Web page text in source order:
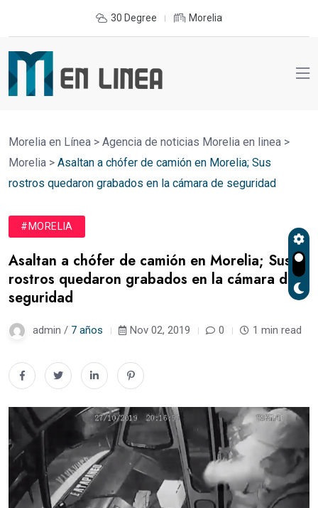
30 Degree Morelia
Morelia en Línea > Agencia de noticias Morelia en linea >
Morelia > Asaltan a chófer de camión en Morelia; Sus
rostros quedaron grabados en la cámara de seguridad
#MORELIA
Asaltan a chófer de camión en Morelia; Sus
rostros quedaron grabados en la cámara de
seguridad
admin / 7 años Nov 02, 2019 0 1 min read